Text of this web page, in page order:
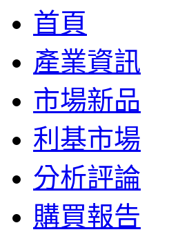
首頁
產業資訊
市場新品
利基市場
分析評論
購買報告